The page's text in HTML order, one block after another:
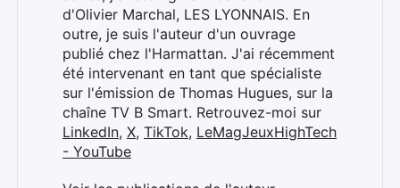
d'Olivier Marchal, LES LYONNAIS. En
outre, je suis l'auteur d'un ouvrage
publié chez l'Harmattan. J'ai récemment
été intervenant en tant que spécialiste
sur l'émission de Thomas Hugues, sur la
chaîne TV B Smart. Retrouvez-moi sur
LinkedIn, X, TikTok, LeMagJeuxHighTech
- YouTube